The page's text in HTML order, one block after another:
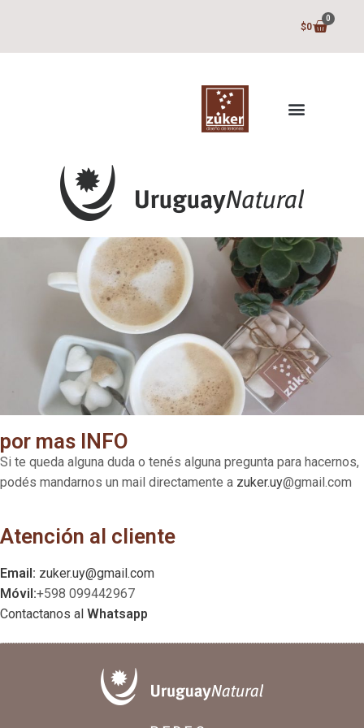
$0
0
por mas INFO
Si te queda alguna duda o tenés alguna pregunta para hacernos,
podés mandarnos un mail directamente a zuker.uy@gmail.com
Atención al cliente
Email: zuker.uy@gmail.com
Móvil:+598 099442967
Contactanos al Whatsapp